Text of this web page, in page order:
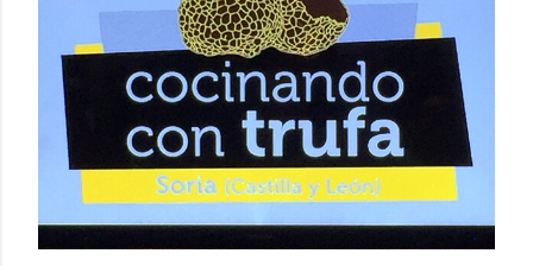
dorado, cargado de proteína y 100% natural. Es el
sustituto perfecto a los frutos se...